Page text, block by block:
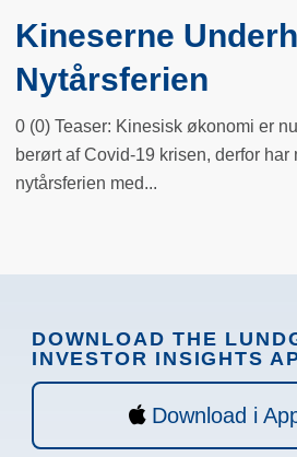
Kineserne
Nytårsferien
0 (0) Teaser: Kinesisk økonomi er
berørt af Covid-19 krisen, derfor har
nytårsferien med...
DOWNLOAD THE
INVESTOR INSIGHTS
Download i